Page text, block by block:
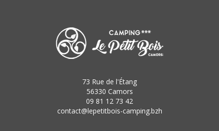
73 Rue de l'Étang
56330 Camors
09 81 12 73 42
contact@lepetitbois-camping.bzh